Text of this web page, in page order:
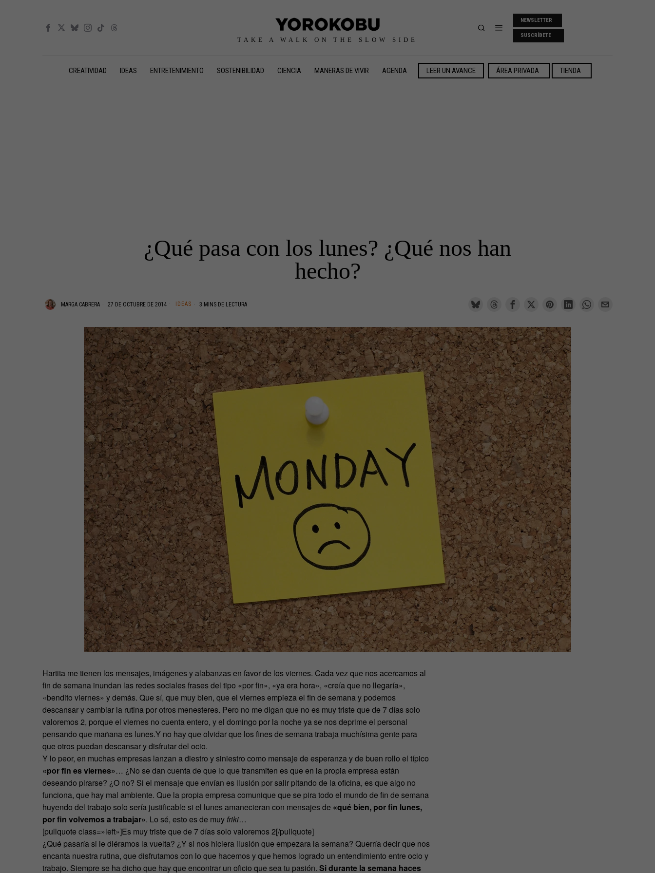
TAKE A WALK ON THE SLOW SIDE
NEWSLETTER
SUSCRÍBETE
CREATIVIDAD IDEAS ENTRETENIMIENTO SOSTENIBILIDAD CIENCIA MANERAS DE VIVIR AGENDA LEER UN AVANCE ÁREA PRIVADA TIENDA
¿Qué pasa con los lunes? ¿Qué nos han
hecho?
MARGA CABRERA 27 DE OCTUBRE DE 2014 IDEAS 3 MINS DE LECTURA
Hartita me tienen los mensajes, imágenes y alabanzas en favor de los viernes. Cada vez que nos acercamos al
fin de semana inundan las redes sociales frases del tipo «por fin», «ya era hora», «creía que no llegaría»,
«bendito viernes» y demás. Que sí, que muy bien, que el viernes empieza el fin de semana y podemos
descansar y cambiar la rutina por otros menesteres. Pero no me digan que no es muy triste que de 7 días solo
valoremos 2, porque el viernes no cuenta entero, y el domingo por la noche ya se nos deprime el personal
pensando que mañana es lunes.Y no hay que olvidar que los fines de semana trabaja muchísima gente para
que otros puedan descansar y disfrutar del ocio.
Y lo peor, en muchas empresas lanzan a diestro y siniestro como mensaje de esperanza y de buen rollo el típico
«por fin es viernes»… ¿No se dan cuenta de que lo que transmiten es que en la propia empresa están
deseando pirarse? ¿O no? Si el mensaje que envían es ilusión por salir pitando de la oficina, es que algo no
funciona, que hay mal ambiente. Que la propia empresa comunique que se pira todo el mundo de fin de semana
huyendo del trabajo solo sería justificable si el lunes amanecieran con mensajes de «qué bien, por fin lunes,
por fin volvemos a trabajar». Lo sé, esto es de muy friki…
[pullquote class=»left»]Es muy triste que de 7 días solo valoremos 2[/pullquote]
¿Qué pasaría si le diéramos la vuelta? ¿Y si nos hiciera ilusión que empezara la semana? Querría decir que nos
encanta nuestra rutina, que disfrutamos con lo que hacemos y que hemos logrado un entendimiento entre ocio y
trabajo. Siempre se ha dicho que hay que encontrar un oficio que sea tu pasión. Si durante la semana haces